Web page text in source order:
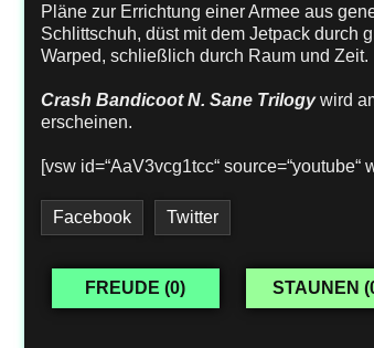
Pläne zur Errichtung einer Armee aus
Schlittschuh, düst mit dem Jetpack durch
Warped, schließlich durch Raum und Zeit.
Crash Bandicoot N. Sane Trilogywird
erscheinen.
[vsw id=“AaV3vcg1tcc“ source=“youtube“
Facebook Twitter
FREUDE (0) STAUNEN (